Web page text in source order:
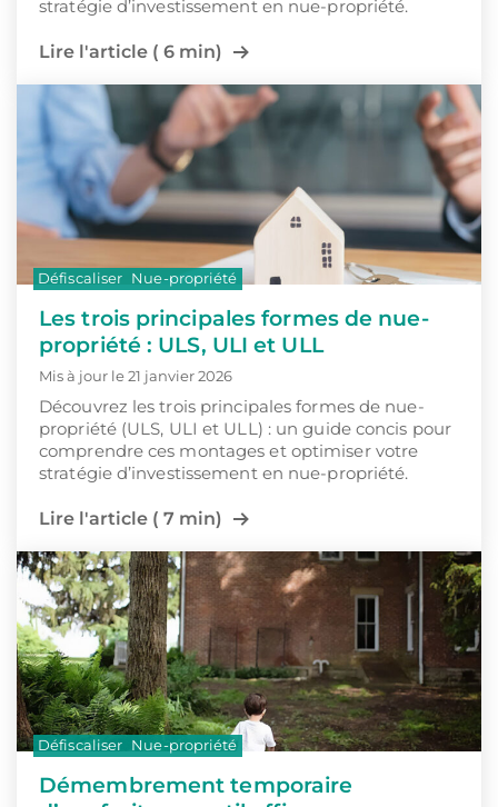
stratégie d’investissement en nue-propriété.
Lire l'article ( 6 min)
Les trois principales formes de nue-
propriété : ULS, ULI et ULL
Mis à jour le 21 janvier 2026
Découvrez les trois principales formes de nue-
propriété (ULS, ULI et ULL) : un guide concis pour
comprendre ces montages et optimiser votre
stratégie d’investissement en nue-propriété.
Lire l'article ( 7 min)
Défiscaliser Nue-propriété
Démembrement temporaire
Défiscaliser Nue-propriété